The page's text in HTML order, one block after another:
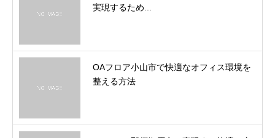
実現するため...
OAフロア小山市で快適なオフィス環境を
整える方法